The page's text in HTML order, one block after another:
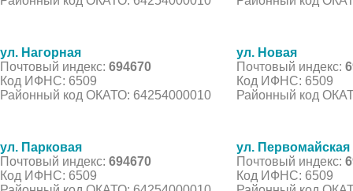
ул. Нагорная
Почтовый индекс: 694670
Код ИФНС: 6509
Районный код ОКАТО: 64254000010
ул. Новая
Почтовый индекс:
Код ИФНС: 6509
Районный код
ул. Парковая
Почтовый индекс: 694670
Код ИФНС: 6509
ул. Первомайская
Почтовый индекс:
Код ИФНС: 6509